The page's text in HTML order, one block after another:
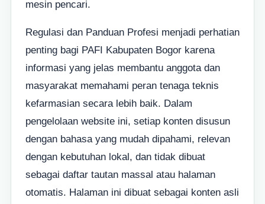
mesin pencari.
Regulasi dan Panduan Profesi menjadi perhatian
penting bagi PAFI Kabupaten Bogor karena
informasi yang jelas membantu anggota dan
masyarakat memahami peran tenaga teknis
kefarmasian secara lebih baik. Dalam
pengelolaan website ini, setiap konten disusun
dengan bahasa yang mudah dipahami, relevan
dengan kebutuhan lokal, dan tidak dibuat
sebagai daftar tautan massal atau halaman
otomatis. Halaman ini dibuat sebagai konten asli